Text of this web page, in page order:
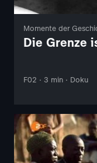
Momente der
Die Grenze
F02 · 3 min · Doku